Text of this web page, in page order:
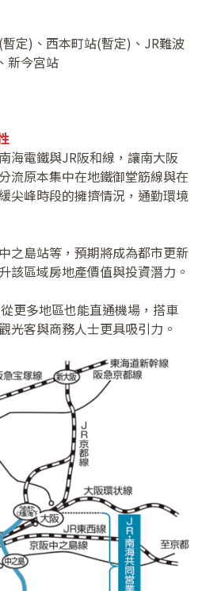
定)、西本町站(暫定)、JR難波
新今宮站
海電鐵與JR阪和線，讓南大阪
流原本集中在地鐵御堂筋線與在
尖峰時段的擁擠情況，通勤環境
之島站等，預期將成為都市更新
該區域房地產價值與投資潛力。
更多地區也能直通機場，搭車
光客與商務人士更具吸引力。